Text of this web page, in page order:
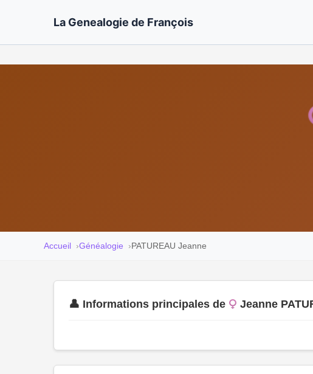
La Genealogie de François
Accueil Généalogie PATUREAU Jeanne
👤 Informations principales de Jeanne